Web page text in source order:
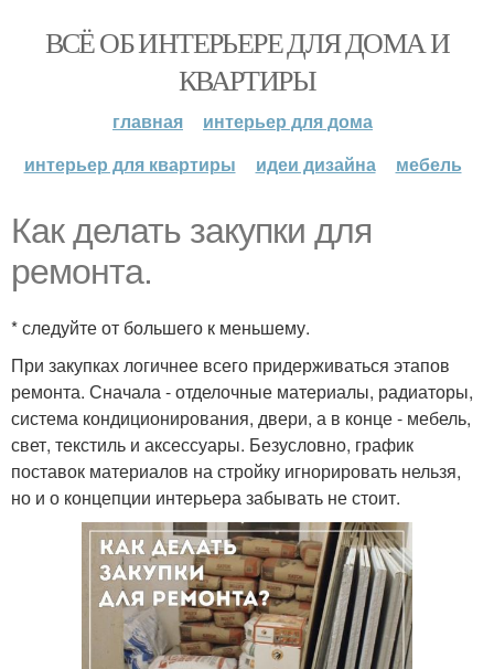
ВСЁ ОБ ИНТЕРЬЕРЕ ДЛЯ ДОМА И
КВАРТИРЫ
главная
интерьер для дома
интерьер для квартиры
идеи дизайна мебель
Как делать закупки для
ремонта.
* следуйте от большего к меньшему.
При закупках логичнее всего придерживаться этапов
ремонта. Сначала - отделочные материалы, радиаторы,
система кондиционирования, двери, а в конце - мебель,
свет, текстиль и аксессуары. Безусловно, график
поставок материалов на стройку игнорировать нельзя,
но и о концепции интерьера забывать не стоит.